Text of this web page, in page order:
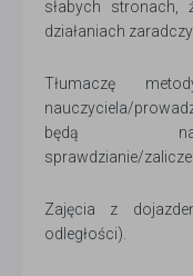
słabych stronach,
działaniach
Tłumaczę
nauczyciela/
będą
sprawdzianie/
Zajęcia z
odległości).